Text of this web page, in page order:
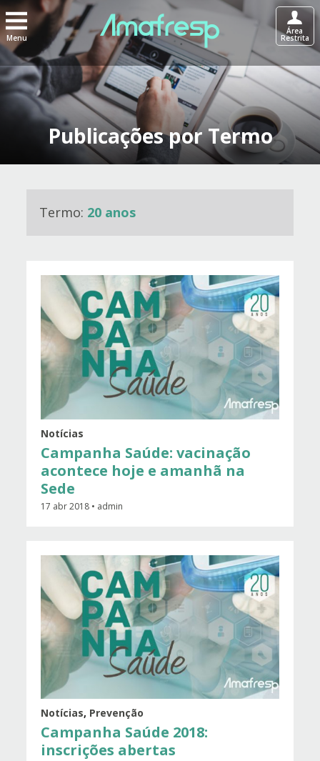
Menu
Área
Restrita
Publicações por Termo
Termo: 20 anos
Notícias
Campanha Saúde: vacinação
acontece hoje e amanhã na
Sede
17 abr 2018 • admin
Notícias, Prevenção
Campanha Saúde 2018:
inscrições abertas